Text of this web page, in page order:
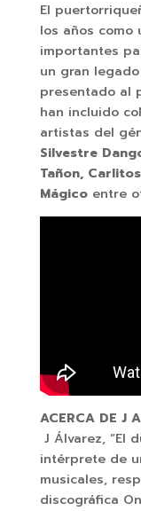
El
los años como
importantes
un gran
presentado al
han incluido
artistas del
Silvestre
Tañon,
Mágicoentre
ACERCA DE J
J Álvarez, “El
intérprete de
musicales,
discográfica